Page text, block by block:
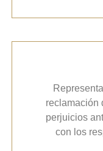
reclamación
perjuicios
con los